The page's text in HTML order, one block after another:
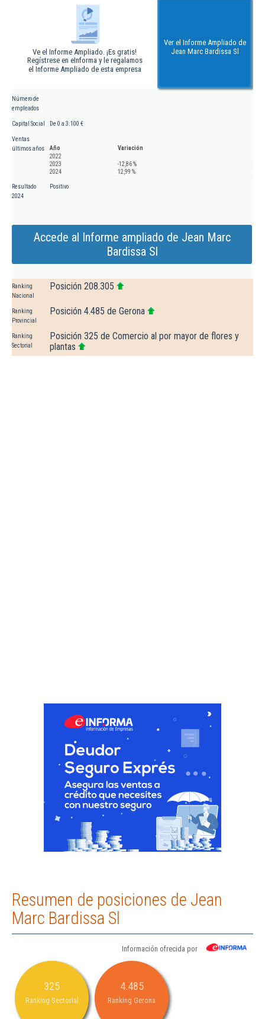
Ve el Informe Ampliado. ¡Es gratis!
Regístrese en eInforma y le regalamos
el Informe Ampliado de esta empresa
Ver el Informe Ampliado de
Jean Marc Bardissa Sl
Número de
empleados
Capital Social De 0 a 3.100 €
Ventas
últimos años
Año
Variación
2022
2023
-12,86 %
2024
12,99 %
Resultado
2024
Positivo
Accede al Informe ampliado de Jean Marc
Bardissa Sl
Ranking
Nacional
Posición 208.305
Ranking
Provincial
Posición 4.485 de Gerona
Ranking
Sectorial
Posición 325 de Comercio al por mayor de flores y
plantas
Resumen de posiciones de Jean
Marc Bardissa Sl
Información ofrecida por
325
Ranking Sectorial
4.485
Ranking Gerona